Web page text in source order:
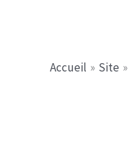
Accueil Site